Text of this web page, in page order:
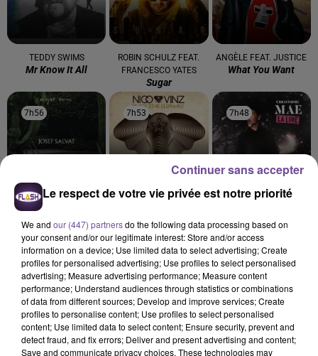
TEDDY SWIMS
Mr Know It All
ROBIN SCHULZ FEAT.
FRANCESCO YATES
Sugar
ANGÈLE FEAT. JUSTICE
What You Want
7h56
7h56
JOSEF SALVAT
Autre Saison)
7h53
7h53 7h48
7h48
Cet élément est masqué compte-tenu du refus du
dépôt de cookies que vous avez exprimé. Si vous
souhaitez l'afficher, merci de nous donner votre accord
Le respect de votre vie privée est notre priorité
We and our (447) partnersdo the following data processing based on
your consent and/or our legitimate interest: Store and/or access
information on a device; Use limited data to select advertising; Create
profiles for personalised advertising; Use profiles to select personalised
advertising; Measure advertising performance; Measure content
performance; Understand audiences through statistics or combinations
of data from different sources; Develop and improve services; Create
profiles to personalise content; Use profiles to select personalised
content; Use limited data to select content; Ensure security, prevent and
detect fraud, and fix errors; Deliver and present advertising and content;
Save and communicate privacy choices. These technologies may
Continuer sans accepter